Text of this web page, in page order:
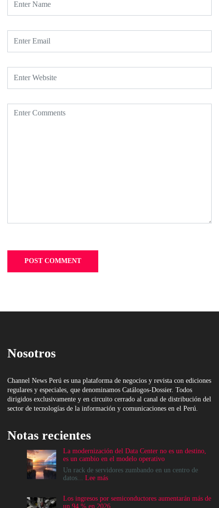
Nosotros
Channel News Perú es una plataforma de negocios y revista con ediciones
regulares y especiales, que denominamos Catálogos-Dossier. Todos
dirigidos exclusivamente y en circuito cerrado al canal de distribución del
sector de tecnologías de la información y comunicaciones en el Perú.
Notas recientes
La modernización del Data Center no es un destino,
es un cambio en el modelo operativo
Un rack de servidores zumbando en un centro de
datos... Lee más:
del
Los ingresos por semiconductores aumentarán más de
un 94 % en 2026